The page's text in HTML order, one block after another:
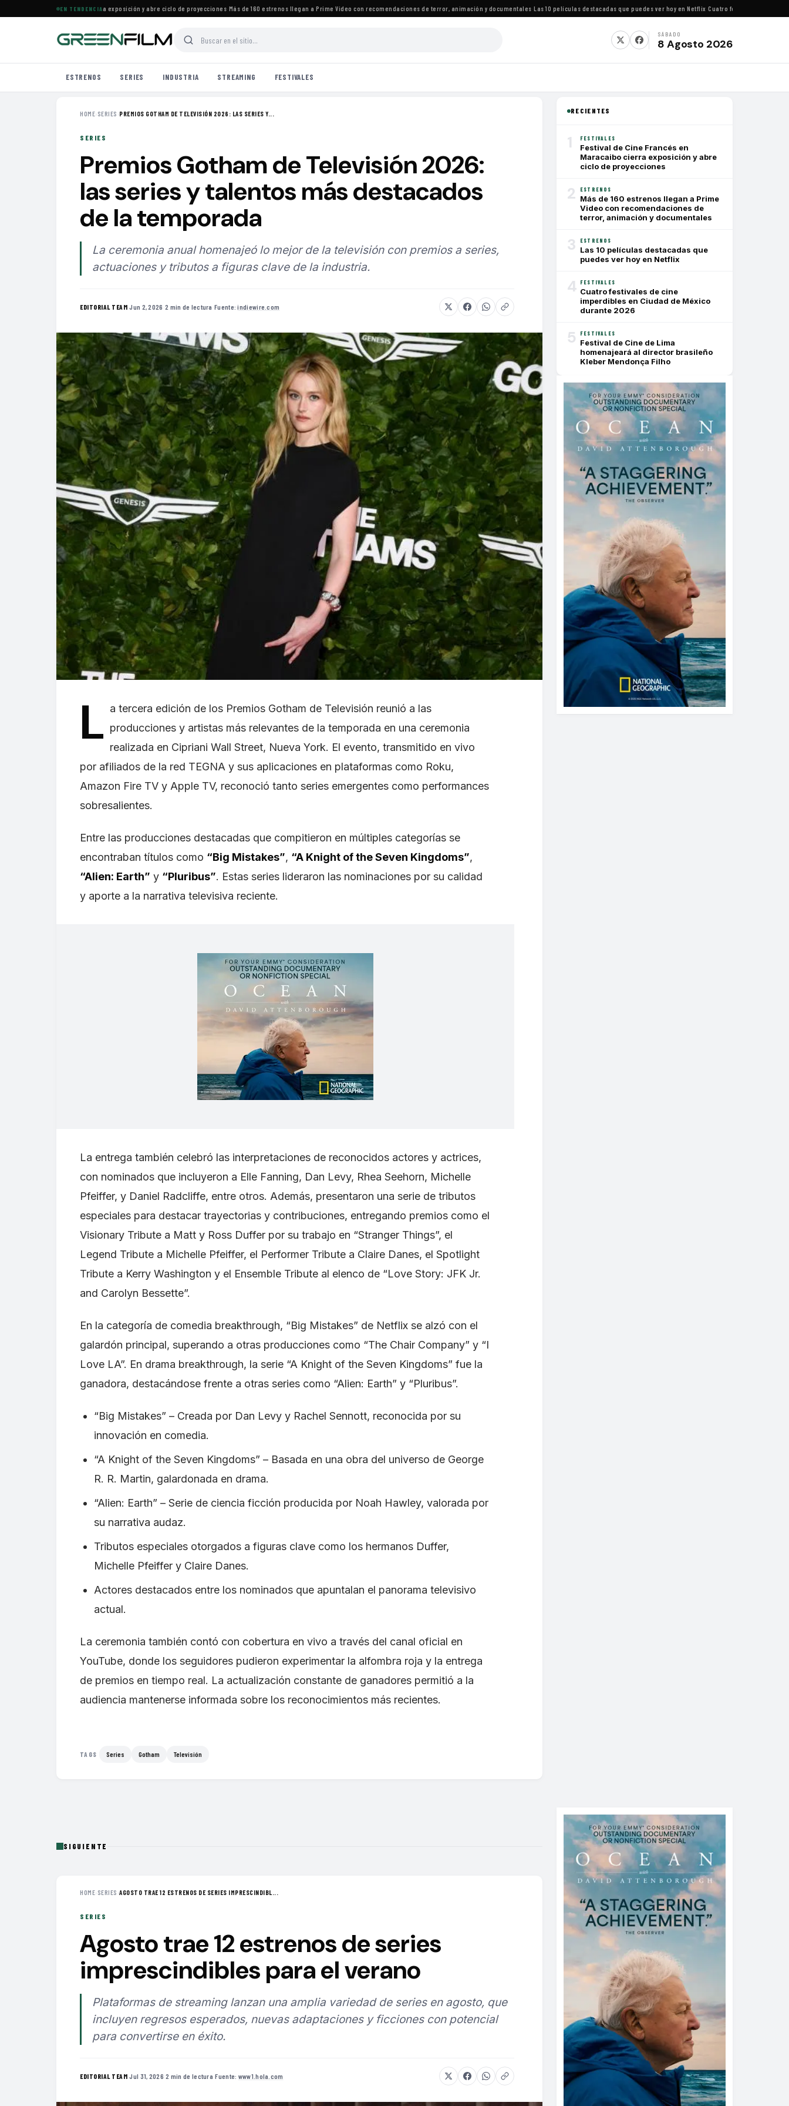
EN TENDENCIA
Francés en Maracaibo cierra exposición y abre ciclo de proyecciones·Más de 160 estrenos llegan a Prime Video con recomendaciones de terror, animación y documentales·Las 10 películas destacadas que puedes ver hoy en Netflix·Cuatro festivales de cine
SÁBADO
8 Agosto 2026
ESTRENOS SERIES INDUSTRIA STREAMING FESTIVALES
HOME› SERIES ›PREMIOS GOTHAM DE TELEVISIÓN 2026: LAS SERIES Y...
SERIES
Premios Gotham de Televisión 2026:
las series y talentos más destacados
de la temporada
La ceremonia anual homenajeó lo mejor de la televisión con premios a series,
actuaciones y tributos a figuras clave de la industria.
EDITORIAL TEAM·Jun 2, 2026 ·2 min de lectura ·Fuente:indiewire.com
L a tercera edición de los Premios Gotham de Televisión reunió a las
producciones y artistas más relevantes de la temporada en una ceremonia
realizada en Cipriani Wall Street, Nueva York. El evento, transmitido en vivo
por afiliados de la red TEGNA y sus aplicaciones en plataformas como Roku,
Amazon Fire TV y Apple TV, reconoció tanto series emergentes como performances
sobresalientes.
Entre las producciones destacadas que compitieron en múltiples categorías se
encontraban títulos como “Big Mistakes”, “A Knight of the Seven Kingdoms”,
“Alien: Earth” y “Pluribus”. Estas series lideraron las nominaciones por su calidad
y aporte a la narrativa televisiva reciente.
La entrega también celebró las interpretaciones de reconocidos actores y actrices,
con nominados que incluyeron a Elle Fanning, Dan Levy, Rhea Seehorn, Michelle
Pfeiffer, y Daniel Radcliffe, entre otros. Además, presentaron una serie de tributos
especiales para destacar trayectorias y contribuciones, entregando premios como el
Visionary Tribute a Matt y Ross Duffer por su trabajo en “Stranger Things”, el
Legend Tribute a Michelle Pfeiffer, el Performer Tribute a Claire Danes, el Spotlight
Tribute a Kerry Washington y el Ensemble Tribute al elenco de “Love Story: JFK Jr.
and Carolyn Bessette”.
En la categoría de comedia breakthrough, “Big Mistakes” de Netflix se alzó con el
galardón principal, superando a otras producciones como “The Chair Company” y “I
Love LA”. En drama breakthrough, la serie “A Knight of the Seven Kingdoms” fue la
ganadora, destacándose frente a otras series como “Alien: Earth” y “Pluribus”.
“Big Mistakes” – Creada por Dan Levy y Rachel Sennott, reconocida por su
innovación en comedia.
“A Knight of the Seven Kingdoms” – Basada en una obra del universo de George
R. R. Martin, galardonada en drama.
“Alien: Earth” – Serie de ciencia ficción producida por Noah Hawley, valorada por
su narrativa audaz.
Tributos especiales otorgados a figuras clave como los hermanos Duffer,
Michelle Pfeiffer y Claire Danes.
Actores destacados entre los nominados que apuntalan el panorama televisivo
actual.
La ceremonia también contó con cobertura en vivo a través del canal oficial en
YouTube, donde los seguidores pudieron experimentar la alfombra roja y la entrega
de premios en tiempo real. La actualización constante de ganadores permitió a la
audiencia mantenerse informada sobre los reconocimientos más recientes.
TAGS Series Gotham Televisión
RECIENTES
1 FESTIVALES
Festival de Cine Francés en
Maracaibo cierra exposición y abre
ciclo de proyecciones
2 ESTRENOS
Más de 160 estrenos llegan a Prime
Video con recomendaciones de
terror, animación y documentales
3 ESTRENOS
Las 10 películas destacadas que
puedes ver hoy en Netflix
4 FESTIVALES
Cuatro festivales de cine
imperdibles en Ciudad de México
durante 2026
5 FESTIVALES
Festival de Cine de Lima
homenajeará al director brasileño
Kleber Mendonça Filho
SIGUIENTE
HOME› SERIES ›AGOSTO TRAE 12 ESTRENOS DE SERIES IMPRESCINDIBL...
SERIES
Agosto trae 12 estrenos de series
imprescindibles para el verano
Plataformas de streaming lanzan una amplia variedad de series en agosto, que
incluyen regresos esperados, nuevas adaptaciones y ficciones con potencial
para convertirse en éxito.
EDITORIAL TEAM·Jul 31, 2026·2 min de lectura·Fuente: www1.hola.com